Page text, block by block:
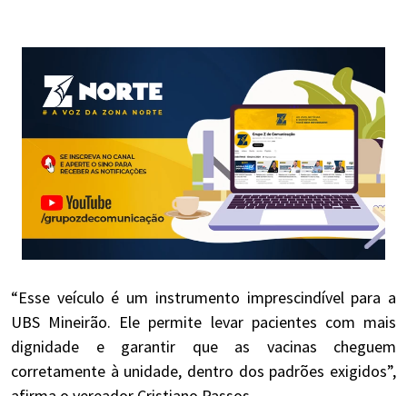
“Esse veículo é um instrumento imprescindível para a
UBS Mineirão. Ele permite levar pacientes com mais
dignidade e garantir que as vacinas cheguem
corretamente à unidade, dentro dos padrões exigidos”,